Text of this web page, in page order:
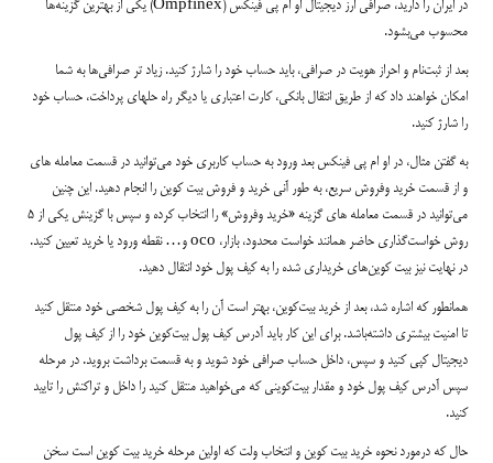
در ایران را دارید، صرافی ارز دیجیتال او ام پی فینکس (Ompfinex) یکی از بهترین گزینه‌ها
محسوب می‌بشود.
بعد از ثبت‌نام و احراز هویت در صرافی، باید حساب خود را شارژ کنید. زیاد تر صرافی‌ها به شما
امکان خواهند داد که از طریق انتقال بانکی، کارت اعتباری یا دیگر راه حلهای پرداخت، حساب خود
را شارژ کنید.
به گفتن مثال، در او ام پی فینکس بعد ورود به حساب کاربری خود می‌توانید در قسمت معامله های
و از قسمت خرید وفروش سریع، به طور آنی خرید و فروش بیت کوین را انجام دهید. این چنین
می‌توانید در قسمت معامله های گزینه «خرید وفروش» را انتخاب کرده و سپس با گزینش یکی از 5
روش خواست‌گذاری حاضر همانند خواست محدود، بازار، oco و… نقطه ورود یا خرید تعیین کنید.
در نهایت نیز بیت کوین‌های خریداری شده را به کیف پول خود انتقال دهید.
همانطور که اشاره شد، بعد از خرید بیت‌کوین، بهتر است آن را به کیف پول شخصی خود منتقل کنید
تا امنیت بیشتری داشته‌باشد. برای این کار باید آدرس کیف پول بیت‌کوین خود را از کیف پول
دیجیتال کپی کنید و سپس، داخل حساب صرافی خود شوید و به قسمت برداشت بروید. در مرحله
سپس آدرس کیف پول خود و مقدار بیت‌کوینی که می‌خواهید منتقل کنید را داخل و تراکنش را تایید
کنید.
حال که درمورد نحوه خرید بیت کوین و انتخاب ولت که اولین مرحله خرید بیت کوین است سخن